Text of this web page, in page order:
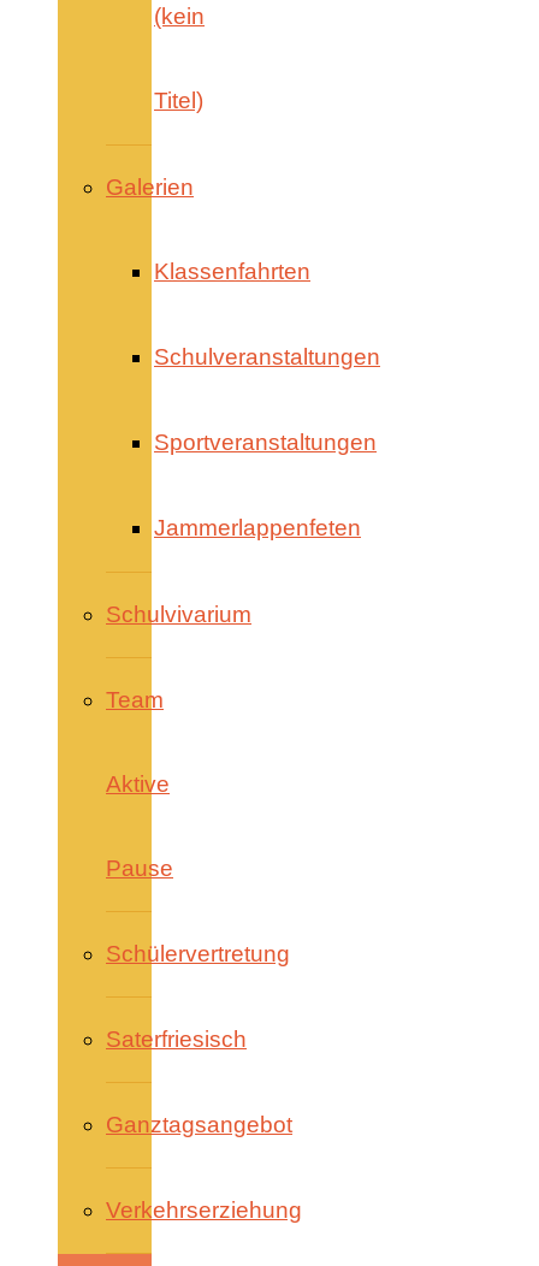
(kein
Titel)
Galerien
Klassenfahrten
Schulveranstaltungen
Sportveranstaltungen
Jammerlappenfeten
Schulvivarium
Team
Aktive
Pause
Schülervertretung
Saterfriesisch
Ganztagsangebot
Verkehrserziehung